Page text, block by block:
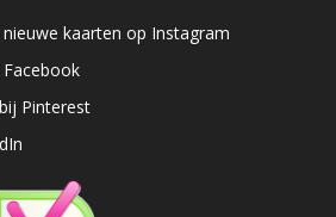
kaarten op Instagram
Pinterest